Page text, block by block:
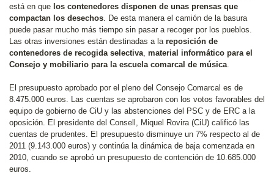
está en que los contenedores disponen de unas prensas que
compactan los desechos. De esta manera el camión de la basura
puede pasar mucho más tiempo sin pasar a recoger por los pueblos.
Las otras inversiones están destinadas a la reposición de
contenedores de recogida selectiva, material informático para el
Consejo y mobiliario para la escuela comarcal de música.
El presupuesto aprobado por el pleno del Consejo Comarcal es de
8.475.000 euros. Las cuentas se aprobaron con los votos favorables del
equipo de gobierno de CiU y las abstenciones del PSC y de ERC a la
oposición. El presidente del Consell, Miquel Rovira (CiU) calificó las
cuentas de prudentes. El presupuesto disminuye un 7% respecto al de
2011 (9.143.000 euros) y continúa la dinámica de baja comenzada en
2010, cuando se aprobó un presupuesto de contención de 10.685.000
euros.